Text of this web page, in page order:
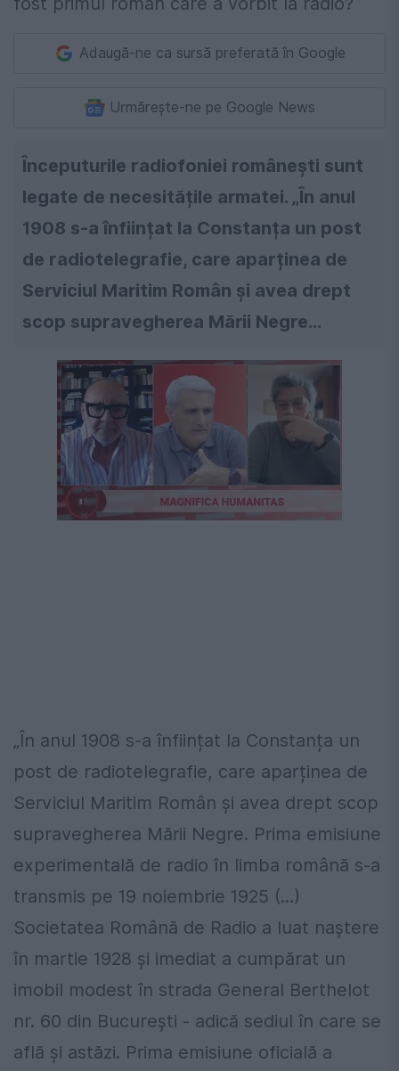
Adaugă-ne ca sursă preferată în Google
Urmărește-ne pe Google News
Începuturile radiofoniei românești sunt
legate de necesitățile armatei. „În anul
1908 s-a înființat la Constanța un post
de radiotelegrafie, care aparținea de
Serviciul Maritim Român și avea drept
scop supravegherea Mării Negre...
„În anul 1908 s-a înființat la Constanța un
post de radiotelegrafie, care aparținea de
Serviciul Maritim Român și avea drept scop
supravegherea Mării Negre. Prima emisiune
experimentală de radio în limba română s-a
transmis pe 19 noiembrie 1925 (...)
Societatea Română de Radio a luat naștere
în martie 1928 și imediat a cumpărat un
imobil modest în strada General Berthelot
nr. 60 din București - adică sediul în care se
află și astăzi. Prima emisiune oficială a